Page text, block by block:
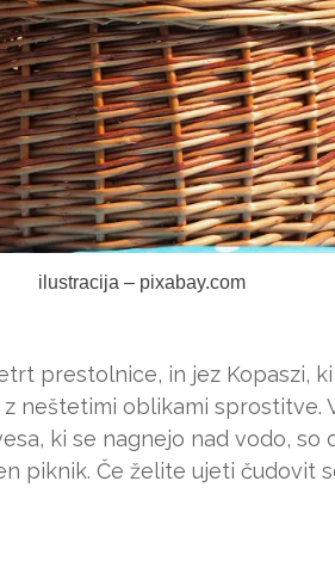
ilustracija – pixabay.com
prestolnice, in jez Kopaszi,
neštetimi oblikami sprostitve.
ki se nagnejo nad vodo, so
piknik. Če želite ujeti čudovit